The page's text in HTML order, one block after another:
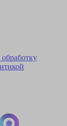
обработку